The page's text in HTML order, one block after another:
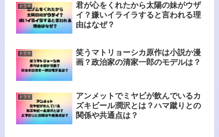
ドラマ
君が心をくれたから太陽の妹がウザ
イ？嫌いイライラすると言われる理
由はなぜ？
ドラマ
笑うマトリョーシカ原作は小説か漫
画？政治家の清家一郎のモデルは？
ドラマ
アンメットでミヤビが飲んでいるカ
ズキビール潤沢とは？ハマ蹴りとの
関係や共通点は？